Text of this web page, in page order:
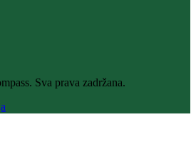
Sva prava zadržana.